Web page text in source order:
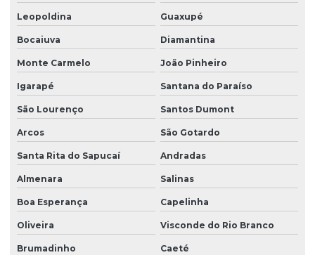
Leopoldina Guaxupé
Bocaiuva Diamantina
Monte Carmelo João Pinheiro
Igarapé Santana do Paraíso
São Lourenço Santos Dumont
Arcos São Gotardo
Santa Rita do Sapucaí Andradas
Almenara Salinas
Boa Esperança Capelinha
Oliveira Visconde do Rio Branco
Brumadinho Caeté